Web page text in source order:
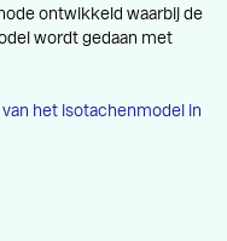
ontwikkeld waarbij de
wordt gedaan met
het isotachenmodel in